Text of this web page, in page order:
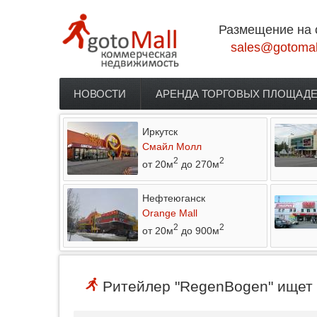
Размещение на
Главное меню
НОВОСТИ АРЕНДА ТОРГОВЫХ
Иркутск
Смайл Молл
от 20м2 до 270м2
Нефтеюганск
Orange Mall
от 20м2 до 900м2
Ритейлер "RegenBogen"